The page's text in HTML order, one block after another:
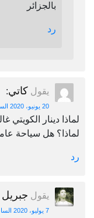
بالجزائر
رد
يقول كاتي:
20 يونيو، 2020 الساعة 5:20 م
لماذا دينار الكويتي
لماذا؟ هل سياحة
رد
يقول
7 يوليو، 2020 الساعة 3:19 ص